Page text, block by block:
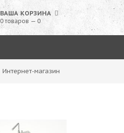
ВАША КОРЗИНА
0 товаров — 0
Интернет-магазин